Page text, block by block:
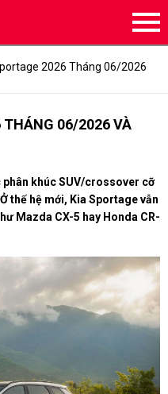
2026 Tháng 06/2026
THÁNG 06/2026 VÀ
khúc SUV/crossover cỡ
thế hệ mới, Kia Sportage vẫn
Mazda CX-5 hay Honda CR-